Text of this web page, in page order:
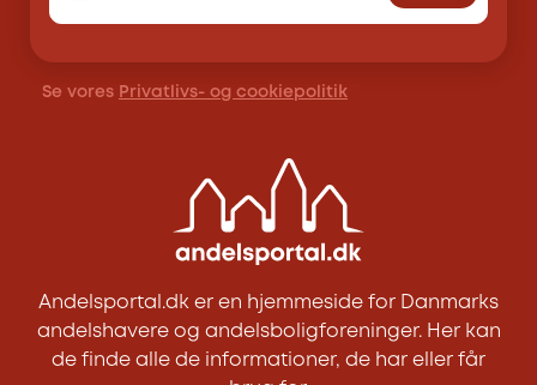
Se vores Privatlivs- og cookiepolitik
Andelsportal.dk er en hjemmeside for Danmarks
andelshavere og andelsboligforeninger. Her kan
de finde alle de informationer, de har eller får